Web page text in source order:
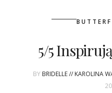
ŚLUBNE STYLE
MAGAZYNY
5/5
BY BRIDELLE // KAROLINA